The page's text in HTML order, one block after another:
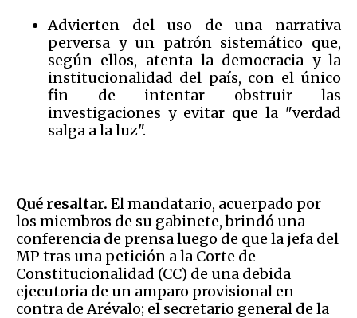
Advierten del uso de una narrativa
perversa y un patrón sistemático que,
según ellos, atenta la democracia y la
institucionalidad del país, con el único
fin de intentar obstruir las
investigaciones y evitar que la "verdad
salga a la luz".
Qué resaltar. El mandatario, acuerpado por
los miembros de su gabinete, brindó una
conferencia de prensa luego de que la jefa del
MP tras una petición a la Corte de
Constitucionalidad (CC) de una debida
ejecutoria de un amparo provisional en
contra de Arévalo; el secretario general de la